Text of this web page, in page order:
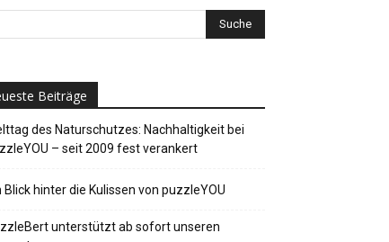
Beiträge
des Naturschutzes: Nachhaltigkeit bei
– seit 2009 fest verankert
Blick hinter die Kulissen von puzzleYOU
unterstützt ab sofort unseren